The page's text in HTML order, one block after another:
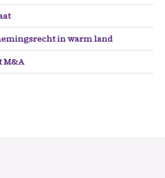
in warm land
M&A